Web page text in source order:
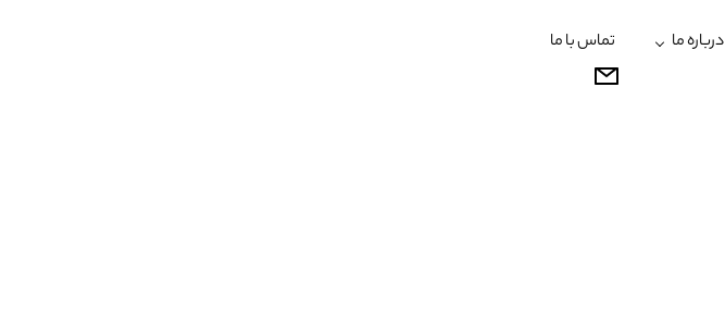
درباره ما
تماس با ما